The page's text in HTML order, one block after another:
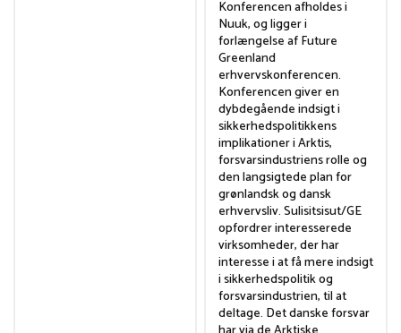
Konferencen afholdes i
Nuuk, og ligger i
forlængelse af Future
Greenland
erhvervskonferencen.
Konferencen giver en
dybdegående indsigt i
sikkerhedspolitikkens
implikationer i Arktis,
forsvarsindustriens rolle og
den langsigtede plan for
grønlandsk og dansk
erhvervsliv. Sulisitsisut/GE
opfordrer interesserede
virksomheder, der har
interesse i at få mere indsigt
i sikkerhedspolitik og
forsvarsindustrien, til at
deltage. Det danske forsvar